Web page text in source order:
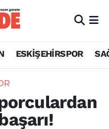
ESKİŞEHİRSPOR